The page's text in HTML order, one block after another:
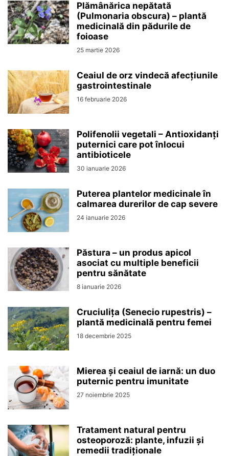
Plămânărica nepătată
(Pulmonaria obscura) – plantă
medicinală din pădurile de
foioase
25 martie 2026
Ceaiul de orz vindecă afecțiunile
gastrointestinale
16 februarie 2026
Polifenolii vegetali – Antioxidanți
puternici care pot înlocui
antibioticele
30 ianuarie 2026
Puterea plantelor medicinale în
calmarea durerilor de cap severe
24 ianuarie 2026
Păstura – un produs apicol
asociat cu multiple beneficii
pentru sănătate
8 ianuarie 2026
Cruciulița (Senecio rupestris) –
plantă medicinală pentru femei
18 decembrie 2025
Mierea și ceaiul de iarnă: un duo
puternic pentru imunitate
27 noiembrie 2025
Tratament natural pentru
osteoporoză: plante, infuzii și
remedii tradiționale